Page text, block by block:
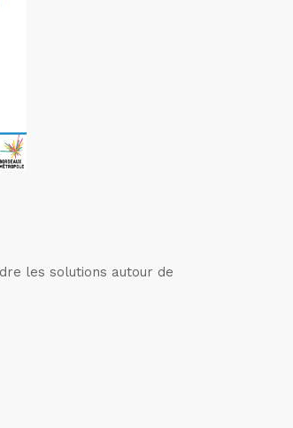
les solutions autour de